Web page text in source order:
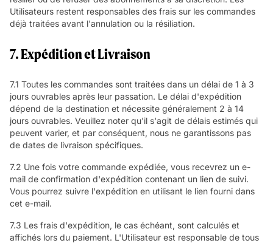
Utilisateurs restent responsables des frais sur les commandes
déjà traitées avant l'annulation ou la résiliation.
7. Expédition et Livraison
7.1 Toutes les commandes sont traitées dans un délai de 1 à 3
jours ouvrables après leur passation. Le délai d'expédition
dépend de la destination et nécessite généralement 2 à 14
jours ouvrables. Veuillez noter qu'il s'agit de délais estimés qui
peuvent varier, et par conséquent, nous ne garantissons pas
de dates de livraison spécifiques.
7.2 Une fois votre commande expédiée, vous recevrez un e-
mail de confirmation d'expédition contenant un lien de suivi.
Vous pourrez suivre l'expédition en utilisant le lien fourni dans
cet e-mail.
7.3 Les frais d'expédition, le cas échéant, sont calculés et
affichés lors du paiement. L'Utilisateur est responsable de tous